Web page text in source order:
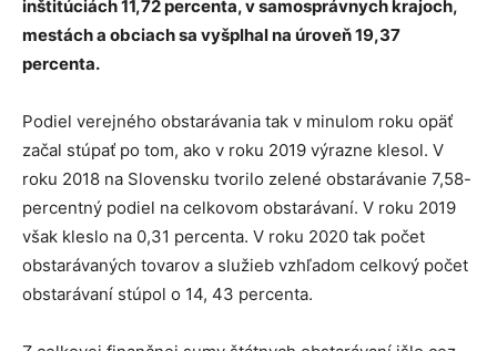
inštitúciách 11,72 percenta, v samosprávnych krajoch,
mestách a obciach sa vyšplhal na úroveň 19,37
percenta.
Podiel verejného obstarávania tak v minulom roku opäť
začal stúpať po tom, ako v roku 2019 výrazne klesol. V
roku 2018 na Slovensku tvorilo zelené obstarávanie 7,58-
percentný podiel na celkovom obstarávaní. V roku 2019
však kleslo na 0,31 percenta. V roku 2020 tak počet
obstarávaných tovarov a služieb vzhľadom celkový počet
obstarávaní stúpol o 14, 43 percenta.